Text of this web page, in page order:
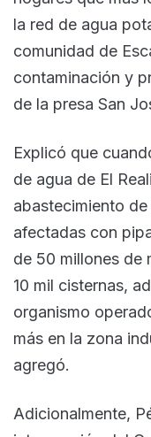
la red de agua
comunidad de
contaminación y
de la presa San
Explicó que
de agua de El
abastecimiento
afectadas con
de 50 millones de
10 mil cisternas,
organismo
más en la zona
agregó.
Adicionalmente,